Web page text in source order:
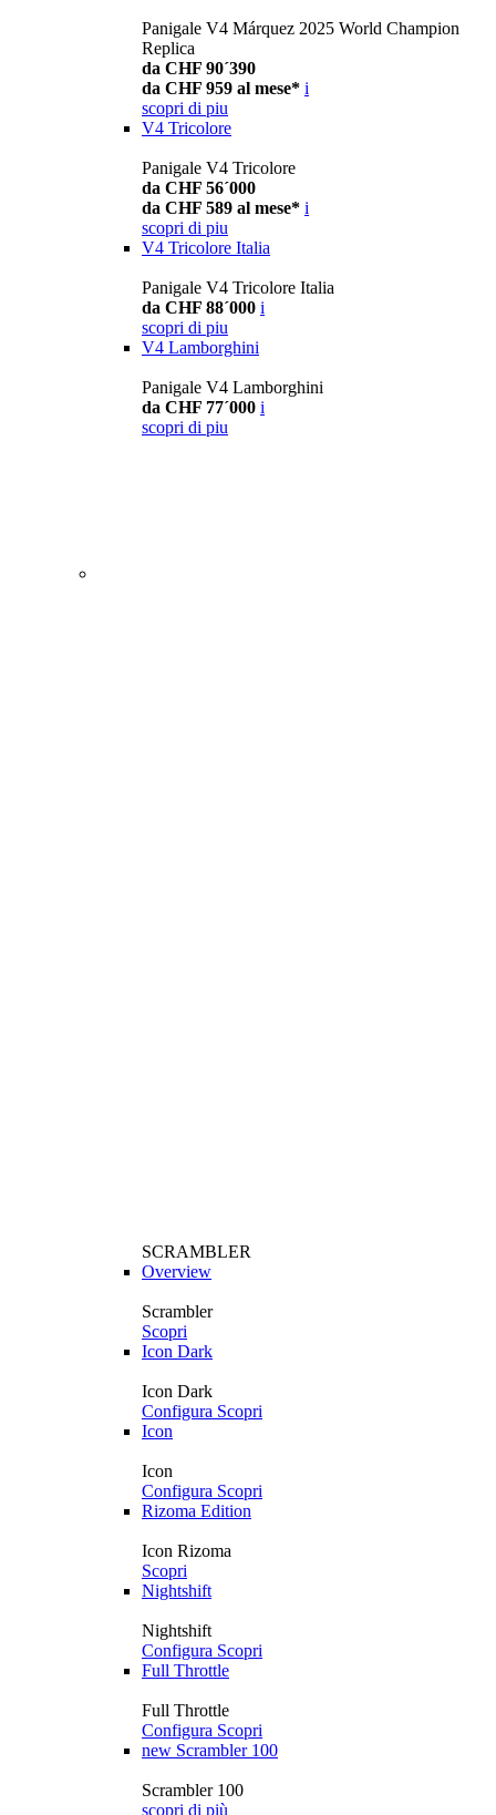
Panigale V4 Márquez 2025 World Champion
Replica
da CHF 90´390
da CHF 959 al mese* i
scopri di piu
V4 Tricolore
Panigale V4 Tricolore
da CHF 56´000
da CHF 589 al mese* i
scopri di piu
V4 Tricolore Italia
Panigale V4 Tricolore Italia
da CHF 88´000 i
scopri di piu
V4 Lamborghini
Panigale V4 Lamborghini
da CHF 77´000 i
scopri di piu
SCRAMBLER
Overview
Scrambler
Scopri
Icon Dark
Icon Dark
Configura Scopri
Icon
Icon
Configura Scopri
Rizoma Edition
Icon Rizoma
Scopri
Nightshift
Nightshift
Configura Scopri
Full Throttle
Full Throttle
Configura Scopri
new Scrambler 100
Scrambler 100
scopri di più